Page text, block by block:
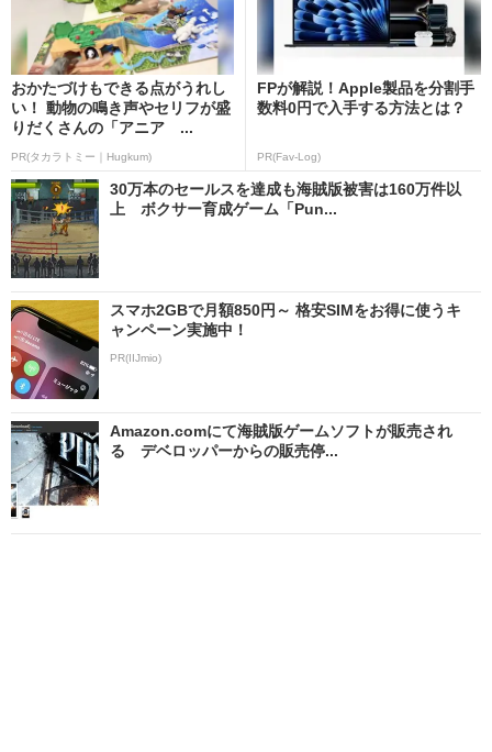
おかたづけもできる点がうれし
い！ 動物の鳴き声やセリフが盛
りだくさんの「アニア ...
PR(タカラトミー｜Hugkum)
FPが解説！Apple製品を分割手
数料0円で入手する方法とは？
PR(Fav-Log)
30万本のセールスを達成も海賊版被害は160万件以
上 ボクサー育成ゲーム「Pun...
スマホ2GBで月額850円～ 格安SIMをお得に使うキ
ャンペーン実施中！
PR(IIJmio)
Amazon.comにて海賊版ゲームソフトが販売され
る デベロッパーからの販売停...